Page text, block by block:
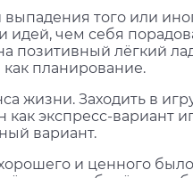
того или
чем себя
позитивный лёгкий
планирование.
жизни. Заходить в
экспресс-вариант
вариант.
и ценного